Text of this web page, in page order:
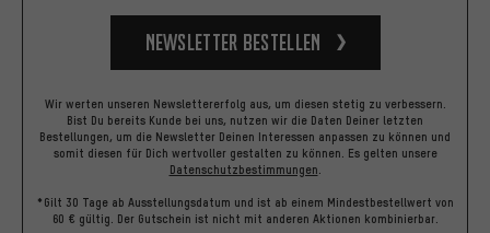
Newsletter bestellen
Wir werten unseren Newslettererfolg aus, um diesen stetig zu verbessern.
Bist Du bereits Kunde bei uns, nutzen wir die Daten Deiner letzten
Bestellungen, um die Newsletter Deinen Interessen anpassen zu können und
somit diesen für Dich wertvoller gestalten zu können. Es gelten unsere
Datenschutzbestimmungen.
*Gilt 30 Tage ab Ausstellungsdatum und ist ab einem Mindestbestellwert von
60 € gültig. Der Gutschein ist nicht mit anderen Aktionen kombinierbar.